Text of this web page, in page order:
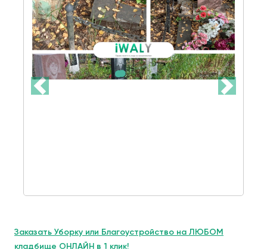
Заказать Уборку или Благоустройство на ЛЮБОМ
кладбище ОНЛАЙН в 1 клик!